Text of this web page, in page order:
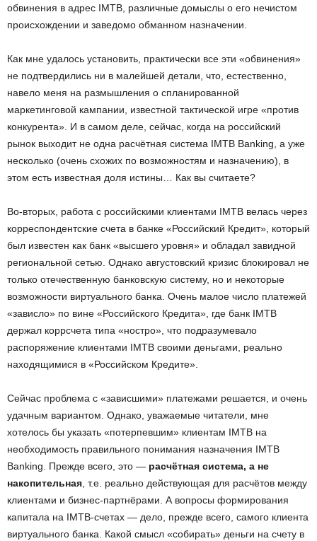
обвинения в адрес IMTB, различные домыслы о его нечистом
происхождении и заведомо обманном назначении.
Как мне удалось установить, практически все эти «обвинения»
не подтвердились ни в малейшей детали, что, естественно,
навело меня на размышления о спланированной
маркетинговой кампании, известной тактической игре «против
конкурента». И в самом деле, сейчас, когда на российский
рынок выходит не одна расчётная система IMTB Banking, а уже
несколько (очень схожих по возможностям и назначению), в
этом есть известная доля истины… Как вы считаете?
Во-вторых, работа с российскими клиентами IMTB велась через
корреспондентские счета в банке «Российский Кредит», который
был известен как банк «высшего уровня» и обладал завидной
региональной сетью. Однако августовский кризис блокировал не
только отечественную банковскую систему, но и некоторые
возможности виртуального банка. Очень малое число платежей
«зависло» по вине «Российского Кредита», где банк IMTB
держал коррсчета типа «ностро», что подразумевало
распоряжение клиентами IMTB своими деньгами, реально
находящимися в «Российском Кредите».
Сейчас проблема с «зависшими» платежами решается, и очень
удачным вариантом. Однако, уважаемые читатели, мне
хотелось бы указать «потерпевшим» клиентам IMTB на
необходимость правильного понимания назначения IMTB
Banking. Прежде всего, это — расчётная система, а не
накопительная , т.е. реально действующая для расчётов между
клиентами и бизнес-партнёрами. А вопросы формирования
капитала на IMTB-счетах — дело, прежде всего, самого клиента
виртуального банка. Какой смысл «собирать» деньги на счету в